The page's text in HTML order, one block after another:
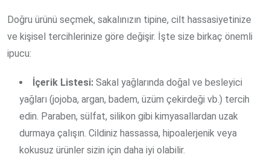
Doğru ürünü seçmek, sakalınızın tipine, cilt hassasiyetinize
ve kişisel tercihlerinize göre değişir. İşte size birkaç önemli
ipucu:
İçerik Listesi: Sakal yağlarında doğal ve besleyici
yağları (jojoba, argan, badem, üzüm çekirdeği vb.) tercih
edin. Paraben, sülfat, silikon gibi kimyasallardan uzak
durmaya çalışın. Cildiniz hassassa, hipoalerjenik veya
kokusuz ürünler sizin için daha iyi olabilir.